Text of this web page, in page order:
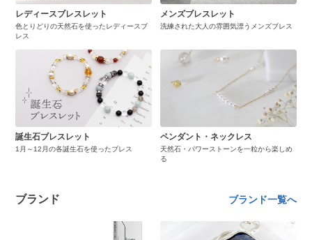
レディースブレスレット
色とりどりの天然石を使ったレディースブ
レス
メンズブレスレット
洗練された大人の雰囲気漂うメンズブレス
誕生石ブレスレット
1月～12月の各誕生石を使ったブレス
ペンダント・ネックレス
天然石・パワーストーンを一粒から楽しめ
る
ブランド ブランド一覧へ